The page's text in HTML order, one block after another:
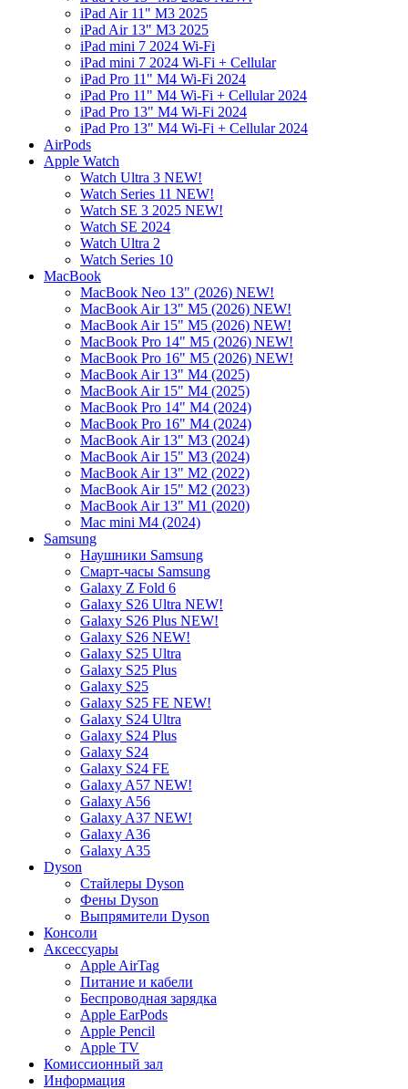
iPad Air 11" M3 2025
iPad Air 13" M3 2025
iPad mini 7 2024 Wi-Fi
iPad mini 7 2024 Wi-Fi + Cellular
iPad Pro 11" M4 Wi-Fi 2024
iPad Pro 11" M4 Wi-Fi + Cellular 2024
iPad Pro 13" M4 Wi-Fi 2024
iPad Pro 13" M4 Wi-Fi + Cellular 2024
AirPods
Apple Watch
Watch Ultra 3 NEW!
Watch Series 11 NEW!
Watch SE 3 2025 NEW!
Watch SE 2024
Watch Ultra 2
Watch Series 10
MacBook
MacBook Neo 13" (2026) NEW!
MacBook Air 13" M5 (2026) NEW!
MacBook Air 15" M5 (2026) NEW!
MacBook Pro 14" M5 (2026) NEW!
MacBook Pro 16" M5 (2026) NEW!
MacBook Air 13" M4 (2025)
MacBook Air 15" M4 (2025)
MacBook Pro 14" M4 (2024)
MacBook Pro 16" M4 (2024)
MacBook Air 13" M3 (2024)
MacBook Air 15" M3 (2024)
MacBook Air 13" M2 (2022)
MacBook Air 15" M2 (2023)
MacBook Air 13" M1 (2020)
Mac mini M4 (2024)
Samsung
Наушники Samsung
Смарт-часы Samsung
Galaxy Z Fold 6
Galaxy S26 Ultra NEW!
Galaxy S26 Plus NEW!
Galaxy S26 NEW!
Galaxy S25 Ultra
Galaxy S25 Plus
Galaxy S25
Galaxy S25 FE NEW!
Galaxy S24 Ultra
Galaxy S24 Plus
Galaxy S24
Galaxy S24 FE
Galaxy A57 NEW!
Galaxy A56
Galaxy A37 NEW!
Galaxy A36
Galaxy A35
Dyson
Стайлеры Dyson
Фены Dyson
Выпрямители Dyson
Консоли
Аксессуары
Apple AirTag
Питание и кабели
Беспроводная зарядка
Apple EarPods
Apple Pencil
Apple TV
Комиссионный зал
Информация